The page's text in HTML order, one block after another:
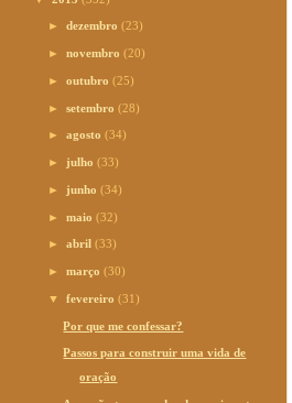
►dezembro(23)
►novembro(20)
►outubro(25)
►setembro(28)
►agosto(34)
► julho(33)
► junho(34)
►maio(32)
►abril(33)
►março(30)
▼fevereiro(31)
Por que me confessar?
Passos para construir uma vida de
oração